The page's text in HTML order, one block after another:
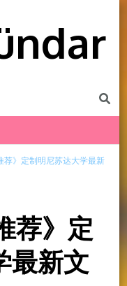
荐》定制明尼苏达大学最新
荐》定
最新文